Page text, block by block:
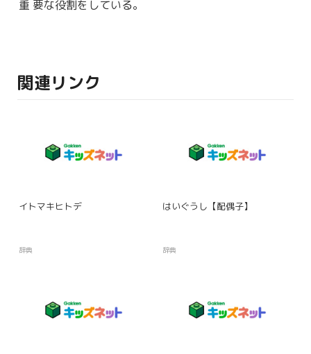
重要な役割をしている。
関連リンク
イトマキヒトデ
辞典
はいぐうし【配偶子】
辞典